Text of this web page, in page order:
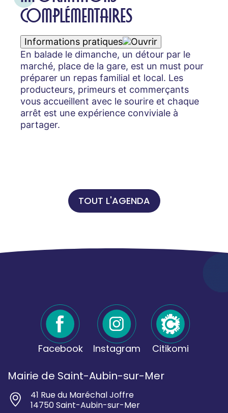
COMPLÉMENTAIRES
Informations pratiques
En balade le dimanche, un détour par le
marché, place de la gare, est un must pour
préparer un repas familial et local. Les
producteurs, primeurs et commerçants
vous accueillent avec le sourire et chaque
arrêt est une expérience conviviale à
partager.
TOUT L'AGENDA
Facebook Instagram Citikomi
Mairie de Saint-Aubin-sur-Mer
41 Rue du Maréchal Joffre
14750 Saint-Aubin-sur-Mer